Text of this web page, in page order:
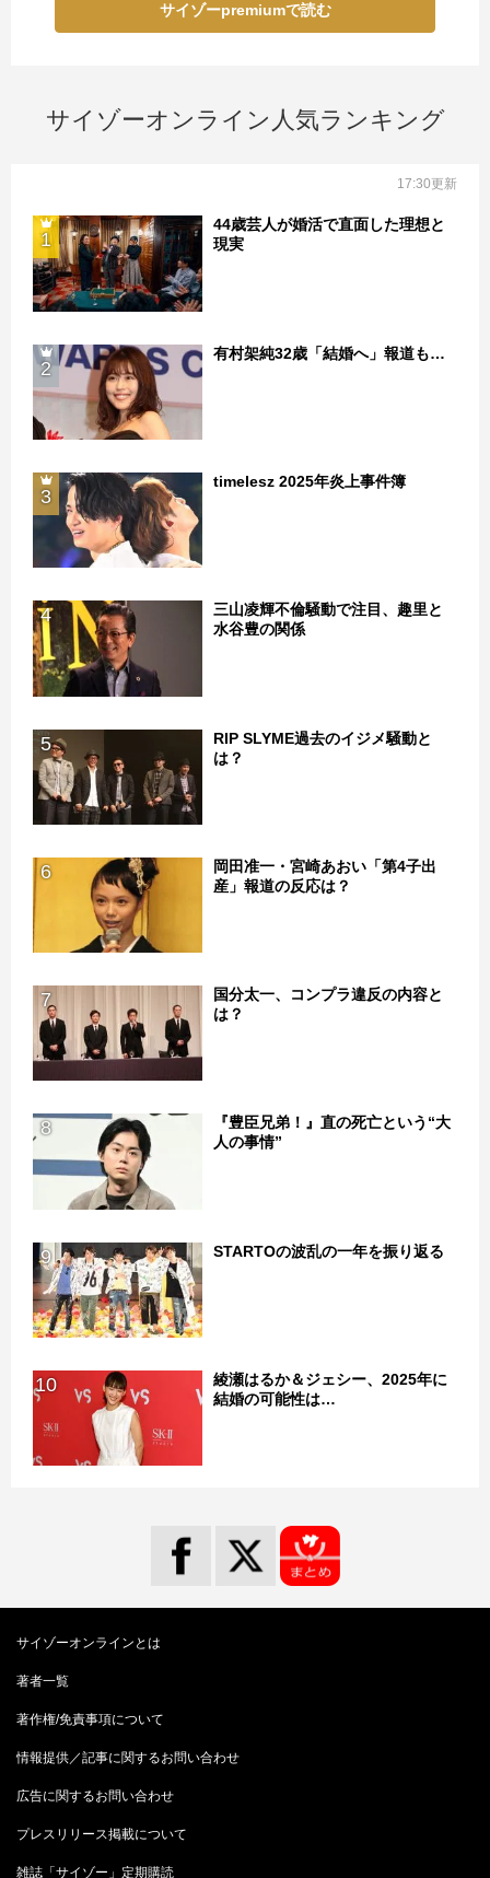
サイゾーpremiumで読む
サイゾーオンライン人気ランキング
17:30更新
1
44歳芸人が婚活で直面した理想と
現実
2
有村架純32歳「結婚へ」報道も…
3
timelesz 2025年炎上事件簿
4
三山凌輝不倫騒動で注目、趣里と
水谷豊の関係
5
RIP SLYME過去のイジメ騒動と
は？
6
岡田准一・宮崎あおい「第4子出
産」報道の反応は？
7
国分太一、コンプラ違反の内容と
は？
8
『豊臣兄弟！』直の死亡という“大
人の事情”
9 STARTOの波乱の一年を振り返る
10
綾瀬はるか＆ジェシー、2025年に
結婚の可能性は…
サイゾーオンラインとは
著者一覧
著作権/免責事項について
情報提供／記事に関するお問い合わせ
広告に関するお問い合わせ
プレスリリース掲載について
雑誌「サイゾー」定期購読